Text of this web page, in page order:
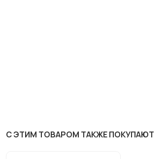
С ЭТИМ ТОВАРОМ ТАКЖЕ ПОКУПАЮТ